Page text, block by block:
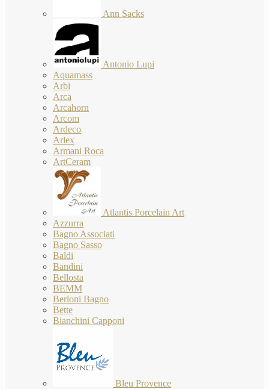
Ann Sacks
Antonio Lupi
Aquamass
Arbi
Arca
Arcahorn
Arcom
Ardeco
Arlex
Armani Roca
ArtCeram
Atlantis Porcelain Art
Azzurra
Bagno Associati
Bagno Sasso
Baldi
Bandini
Bellosta
BEMM
Berloni Bagno
Bette
Bianchini Capponi
Bleu Provence